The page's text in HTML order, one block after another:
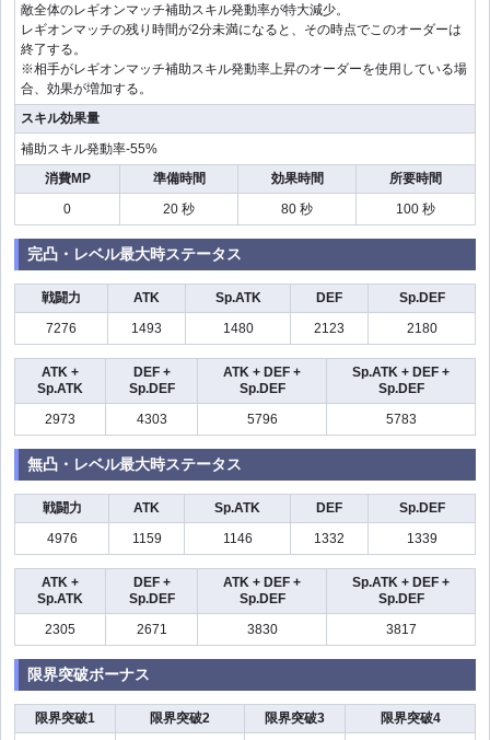
敵全体のレギオンマッチ補助スキル発動率が特大減少。
レギオンマッチの残り時間が2分未満になると、その時点でこのオーダーは
終了する。
※相手がレギオンマッチ補助スキル発動率上昇のオーダーを使用している場
合、効果が増加する。
スキル効果量
補助スキル発動率-55%
消費MP
準備時間 効果時間
所要時間
0
20 秒 80 秒 100 秒
完凸・レベル最大時ステータス
戦闘力 ATK Sp.ATK DEF
Sp.DEF
7276
1493 1480 2123 2180
ATK +
Sp.ATK
DEF +
Sp.DEF
ATK + DEF +
Sp.DEF
Sp.ATK + DEF +
Sp.DEF
2973
4303 5796 5783
無凸・レベル最大時ステータス
戦闘力 ATK Sp.ATK DEF
Sp.DEF
4976
1159 1146 1332 1339
ATK +
Sp.ATK
DEF +
Sp.DEF
ATK + DEF +
Sp.DEF
Sp.ATK + DEF +
Sp.DEF
2305
2671 3830 3817
限界突破ボーナス
限界突破1 限界突破2 限界突破3
限界突破4